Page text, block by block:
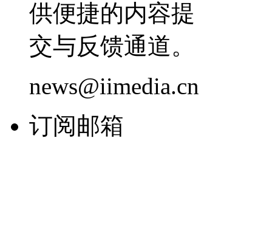
供便捷的内容提
交与反馈通道。
news@iimedia.cn
订阅邮箱